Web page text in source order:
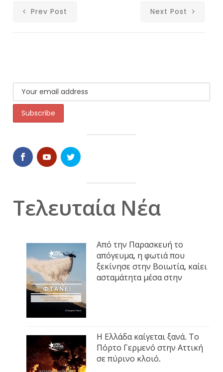
Prev Post Next Post
Τελευταία Νέα
Από την Παρασκευή το
απόγευμα, η φωτιά που
ξεκίνησε στην Βοιωτία, καίει
ασταμάτητα μέσα στην
Η Ελλάδα καίγεται ξανά. Το
Πόρτο Γερμενό στην Αττική
σε πύρινο κλοιό.